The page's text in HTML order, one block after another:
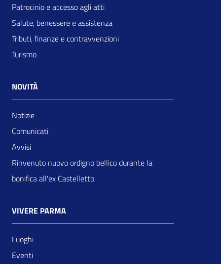
Patrocinio e accesso agli atti
Salute, benessere e assistenza
Tributi, finanze e contravvenzioni
Turismo
NOVITÀ
Notizie
Comunicati
Avvisi
Rinvenuto nuovo ordigno bellico durante la
bonifica all'ex Castelletto
VIVERE PARMA
Luoghi
Eventi